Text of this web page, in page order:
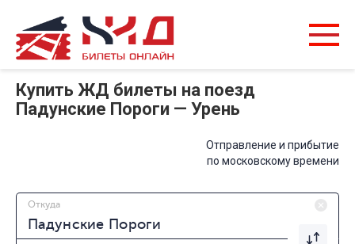
Купить ЖД билеты на поезд
Падунские Пороги — Урень
Отправление и прибытие
по московскому времени
Откуда